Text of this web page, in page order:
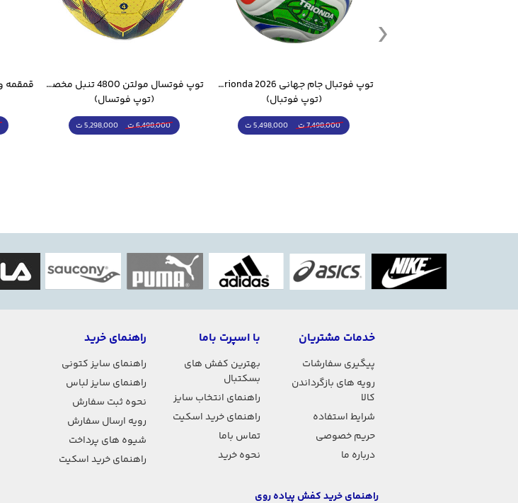
توپ فوتبال جام جهانی 2026 Trionda مشابه اورجینال
(توپ فوتبال)
7,498,000 ت 5,498,000 ت
توپ فوتسال مولتن 4800 تنبل مخصوص سالن
(توپ فوتسال)
6,498,000 ت 5,298,000 ت
خدمات مشتریان
پیگیری سفارشات
رویه های بازگرداندن
کالا
شرایط استفاده
حریم خصوصی
درباره ما
با اسپرت باما
بهترین کفش های
بسکتبال
راهنمای انتخاب سایز
راهنمای خرید اسکیت
تماس باما
نحوه خرید
راهنمای خرید
راهنمای سایز کتونی
راهنمای سایز لباس
نحوه ثبت سفارش
رویه ارسال سفارش
شیوه های پرداخت
راهنمای خرید اسکیت
راهنمای خرید کفش پیاده روی